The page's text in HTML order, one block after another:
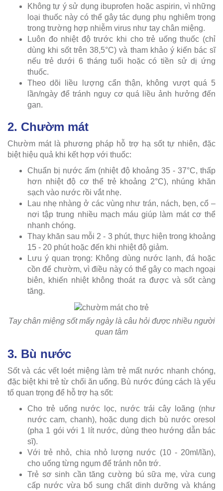
Không tự ý sử dụng ibuprofen hoặc aspirin, vì những
loại thuốc này có thể gây tác dụng phụ nghiêm trọng
trong trường hợp nhiễm virus như tay chân miệng.
Luôn đo nhiệt độ trước khi cho trẻ uống thuốc (chỉ
dùng khi sốt trên 38,5°C) và tham khảo ý kiến bác sĩ
nếu trẻ dưới 6 tháng tuổi hoặc có tiền sử dị ứng
thuốc.
Theo dõi liều lượng cẩn thận, không vượt quá 5
lần/ngày để tránh nguy cơ quá liều ảnh hưởng đến
gan.
2. Chườm mát
Chườm mát là phương pháp hỗ trợ hạ sốt tự nhiên, đặc
biệt hiệu quả khi kết hợp với thuốc:
Chuẩn bị nước ấm (nhiệt độ khoảng 35 - 37°C, thấp
hơn nhiệt độ cơ thể trẻ khoảng 2°C), nhúng khăn
sạch vào nước rồi vắt nhẹ.
Lau nhẹ nhàng ở các vùng như trán, nách, bẹn, cổ –
nơi tập trung nhiều mạch máu giúp làm mát cơ thể
nhanh chóng.
Thay khăn sau mỗi 2 - 3 phút, thực hiện trong khoảng
15 - 20 phút hoặc đến khi nhiệt độ giảm.
Lưu ý quan trọng: Không dùng nước lạnh, đá hoặc
cồn để chườm, vì điều này có thể gây co mạch ngoại
biên, khiến nhiệt không thoát ra được và sốt càng
tăng.
Tay chân miệng sốt mấy ngày là câu hỏi được nhiều người
quan tâm
3. Bù nước
Sốt và các vết loét miệng làm trẻ mất nước nhanh chóng,
đặc biệt khi trẻ từ chối ăn uống. Bù nước đúng cách là yếu
tố quan trọng để hỗ trợ hạ sốt:
Cho trẻ uống nước lọc, nước trái cây loãng (như
nước cam, chanh), hoặc dung dịch bù nước oresol
(pha 1 gói với 1 lít nước, dùng theo hướng dẫn bác
sĩ).
Với trẻ nhỏ, chia nhỏ lượng nước (10 - 20ml/lần),
cho uống từng ngụm để tránh nôn trớ.
Trẻ sơ sinh cần tăng cường bú sữa mẹ, vừa cung
cấp nước vừa bổ sung chất dinh dưỡng và kháng